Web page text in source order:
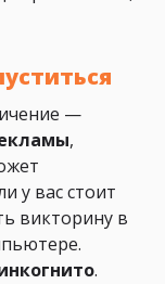
—
,
у вас стоит
викторину в
.